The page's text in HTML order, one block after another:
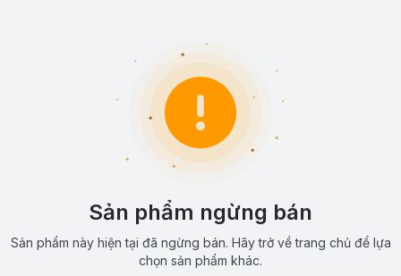
Sản phẩm ngừng bán
Sản phẩm này hiện tại đã ngừng bán. Hãy trở về trang chủ để lựa
chọn sản phẩm khác.